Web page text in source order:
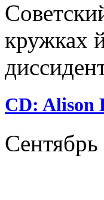
кружках
CD: Alison